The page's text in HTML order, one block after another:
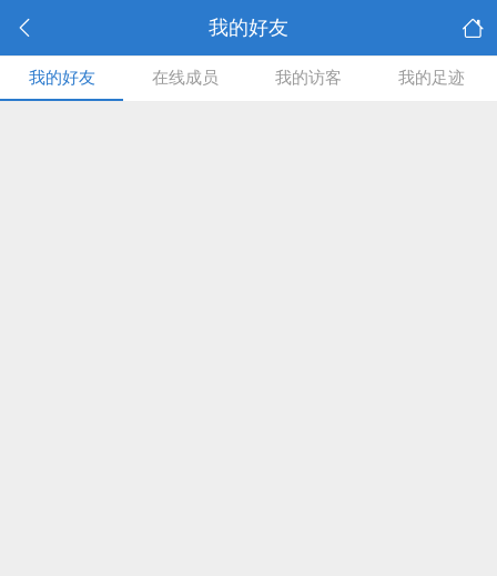
我的好友
我的好友 在线成员 我的访客 我的足迹